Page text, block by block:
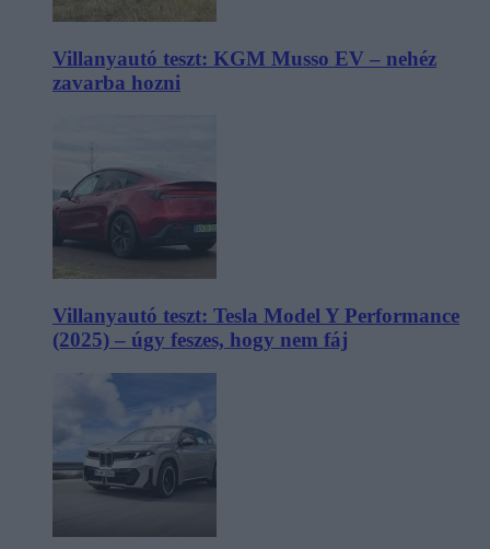
Villanyautó teszt: KGM Musso EV – nehéz
zavarba hozni
Villanyautó teszt: Tesla Model Y Performance
(2025) – úgy feszes, hogy nem fáj